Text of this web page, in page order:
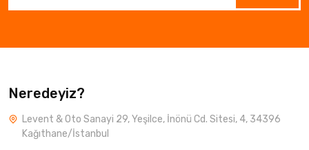
Neredeyiz?
Levent & Oto Sanayi 29, Yeşilce, İnönü Cd. Sitesi, 4, 34396
Kağıthane/İstanbul